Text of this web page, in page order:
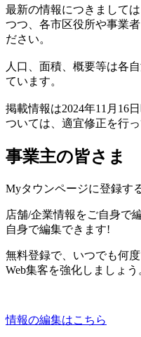
最新の情報につきまして
つつ、各市区役所や事業
ださい。
人口、面積、概要等は各
ています。
掲載情報は2024年11月16
ついては、適宜修正を行っ
事業主の皆さま
Myタウンページに登録す
店舗/企業情報をご自身で
自身で編集できます!
無料登録で、いつでも何
Web集客を強化しましょう
情報の編集はこちら